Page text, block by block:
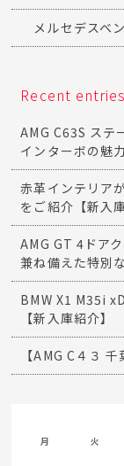
メルセデスベ
Recent entries
AMG C63S ステ
インターボの魅
赤革インテリア
をご紹介【新入庫
AMG GT 4ドア
兼ね備えた特別
BMW X1 M35i
【新入庫紹介】
【AMG C４３
月 火